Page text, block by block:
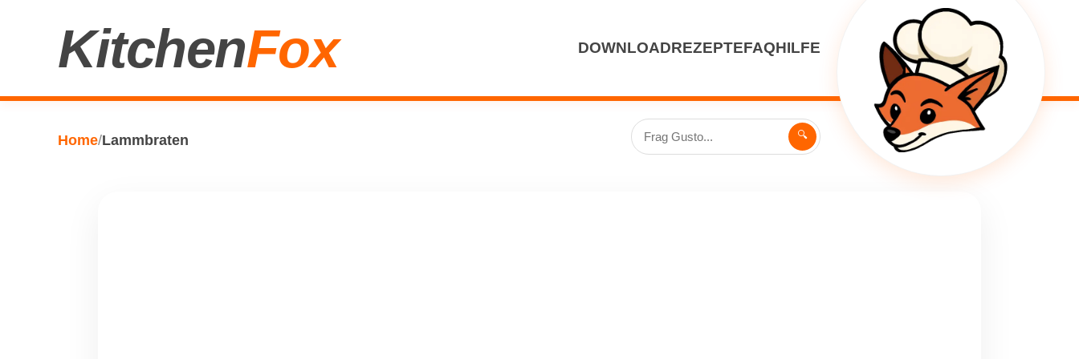
KitchenFox DOWNLOADREZEPTEFAQHILFE
Home/Lammbraten 🔍